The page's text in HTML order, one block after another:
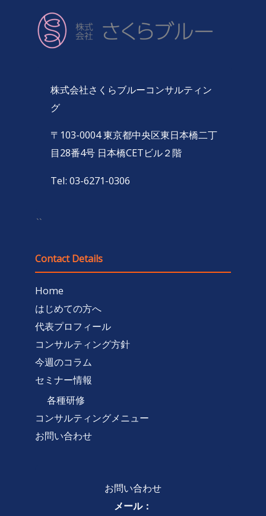
株式会社さくらブルーコンサルティン
グ
〒103-0004 東京都中央区東日本橋二丁
目28番4号 日本橋CETビル２階
Tel: 03-6271-0306
``
Contact Details
Home
はじめての方へ
代表プロフィール
コンサルティング方針
今週のコラム
セミナー情報
各種研修
コンサルティングメニュー
お問い合わせ
お問い合わせ
メール：